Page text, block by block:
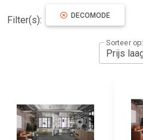
Filter(s): DECOMODE
Sorteer op: